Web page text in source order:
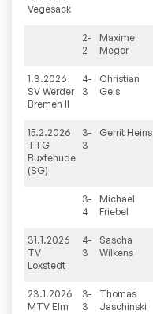
Vegesack
2-
2
Maxime
Meger
1.3.2026
SV Werder
Bremen II
4-
3
Christian
Geis
15.2.2026
TTG
Buxtehude
(SG)
3-
3
Gerrit Heins
3-
4
Michael
Friebel
31.1.2026
TV
Loxstedt
4-
3
Sascha
Wilkens
23.1.2026
MTV Elm
3-
3
Thomas
Jaschinski